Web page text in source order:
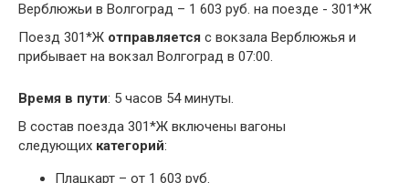
Верблюжьи в Волгоград – 1 603 руб. на поезде - 301*Ж
Поезд 301*Ж отправляется с вокзала Верблюжья и
прибывает на вокзал Волгоград в 07:00.
Время в пути: 5 часов 54 минуты.
В состав поезда 301*Ж включены вагоны
следующих категорий:
Плацкарт – от 1 603 руб.